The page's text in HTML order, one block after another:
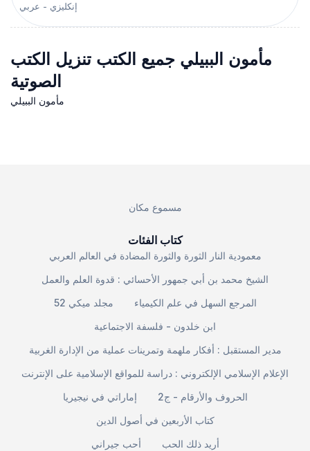
إنكليزي - عربي
مأمون الببيلي جميع الكتب تنزيل الكتب
الصوتية
مأمون الببيلي
مسموع مكان
كتاب الفئات
معمودية النار الثورة والثورة المضادة في العالم العربي
الشيخ محمد بن أبي جمهور الأحسائي : قدوة العلم والعمل
مجلد ميكي 52
المرجع السهل في علم الكيمياء
ابن خلدون - فلسفة الاجتماعية
مدير المستقبل : أفكار ملهمة وتمرينات عملية من الإدارة الغربية
الإعلام الإسلامي الإلكتروني : دراسة للمواقع الإسلامية على الإنترنت
إماراتي في نيجيريا
الحروف والأرقام - ج2
كتاب الأربعين في أصول الدين
أحب جيراني
أريد ذلك الحب